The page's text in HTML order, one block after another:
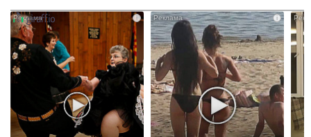
i i